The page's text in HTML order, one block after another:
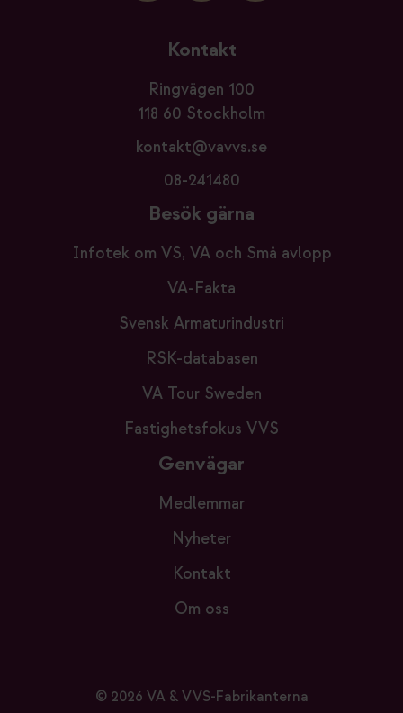
Kontakt
Ringvägen 100
118 60 Stockholm
kontakt@vavvs.se
08-241480
Besök gärna
Infotek om VS, VA och Små avlopp
VA-Fakta
Svensk Armaturindustri
RSK-databasen
VA Tour Sweden
Fastighetsfokus VVS
Genvägar
Medlemmar
Nyheter
Kontakt
Om oss
© 2026 VA & VVS-Fabrikanterna